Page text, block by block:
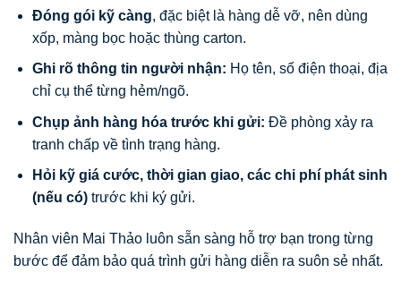
Đóng gói kỹ càng, đặc biệt là hàng dễ vỡ, nên dùng
xốp, màng bọc hoặc thùng carton.
Ghi rõ thông tin người nhận: Họ tên, số điện thoại, địa
chỉ cụ thể từng hẻm/ngõ.
Chụp ảnh hàng hóa trước khi gửi: Đề phòng xảy ra
tranh chấp về tình trạng hàng.
Hỏi kỹ giá cước, thời gian giao, các chi phí phát sinh
(nếu có)trước khi ký gửi.
Nhân viên Mai Thảo luôn sẵn sàng hỗ trợ bạn trong từng
bước để đảm bảo quá trình gửi hàng diễn ra suôn sẻ nhất.